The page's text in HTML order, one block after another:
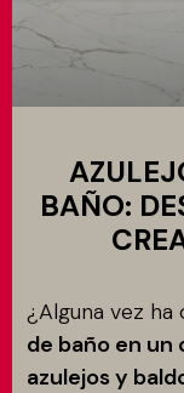
MATCH APP
BUSCAR
ÁREA
BAÑO:
¿Alguna vez ha
de baño en un
azulejos y
Aplicacione